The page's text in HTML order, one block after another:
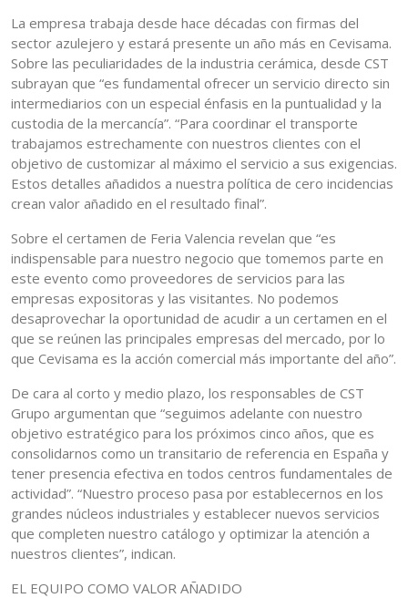
La empresa trabaja desde hace décadas con firmas del
sector azulejero y estará presente un año más en Cevisama.
Sobre las peculiaridades de la industria cerámica, desde CST
subrayan que “es fundamental ofrecer un servicio directo sin
intermediarios con un especial énfasis en la puntualidad y la
custodia de la mercancía”. “Para coordinar el transporte
trabajamos estrechamente con nuestros clientes con el
objetivo de customizar al máximo el servicio a sus exigencias.
Estos detalles añadidos a nuestra política de cero incidencias
crean valor añadido en el resultado final”.
Sobre el certamen de Feria Valencia revelan que “es
indispensable para nuestro negocio que tomemos parte en
este evento como proveedores de servicios para las
empresas expositoras y las visitantes. No podemos
desaprovechar la oportunidad de acudir a un certamen en el
que se reúnen las principales empresas del mercado, por lo
que Cevisama es la acción comercial más importante del año”.
De cara al corto y medio plazo, los responsables de CST
Grupo argumentan que “seguimos adelante con nuestro
objetivo estratégico para los próximos cinco años, que es
consolidarnos como un transitario de referencia en España y
tener presencia efectiva en todos centros fundamentales de
actividad”. “Nuestro proceso pasa por establecernos en los
grandes núcleos industriales y establecer nuevos servicios
que completen nuestro catálogo y optimizar la atención a
nuestros clientes”, indican.
EL EQUIPO COMO VALOR AÑADIDO